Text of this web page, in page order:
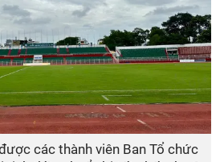
các thành viên Ban Tổ chức